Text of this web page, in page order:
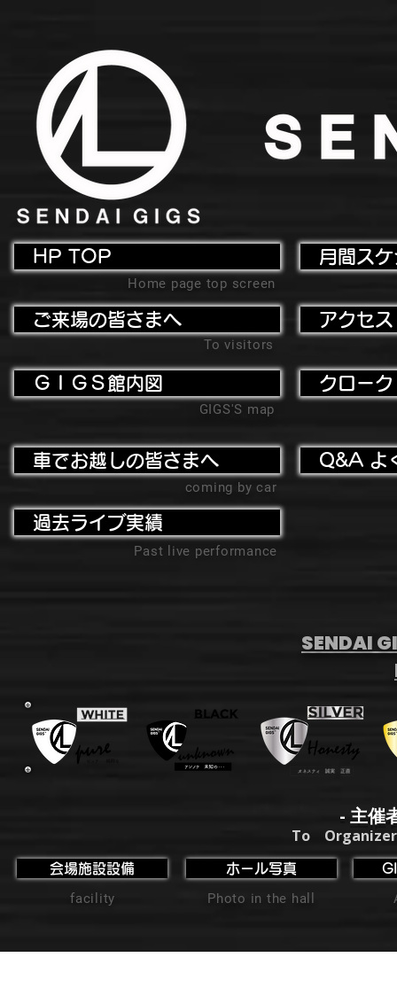
HP TOP
Home page top screen
ご来場の皆さまへ
To visitors
ＧＩＧＳ館内図
GIGS'S map
月間ス
アクセ
クローク
車でお越しの皆さまへ
coming by car
過去ライブ実績
Past live performance
Q&A よ
SENDAI
- 主催
To
会場施設設備
facility
ホール写真
Photo in the hall